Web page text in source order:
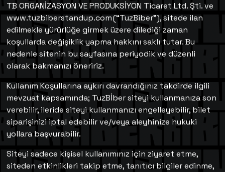
TB ORGANİZASYON VE PRODUKSİYON Ticaret Ltd. Şti. ve
www.tuzbiberstandup.com (“TuzBiber”), sitede ilan
edilmekle yürürlüğe girmek üzere dilediği zaman
koşullarda değişiklik yapma hakkını saklı tutar. Bu
nedenle sitenin bu sayfasına periyodik ve düzenli
olarak bakmanızı öneririz.
Kullanım Koşullarına aykırı davrandığınız takdirde ilgili
mevzuat kapsamında; TuzBİber siteyi kullanmanıza son
verebilir, ileride siteyi kullanmanızı engelleyebilir, bilet
siparişinizi iptal edebilir ve/veya aleyhinize hukuki
yollara başvurabilir.
Siteyi sadece kişisel kullanımınız için ziyaret etme,
siteden etkinlikleri takip etme, tanıtıcı bilgiler edinme,